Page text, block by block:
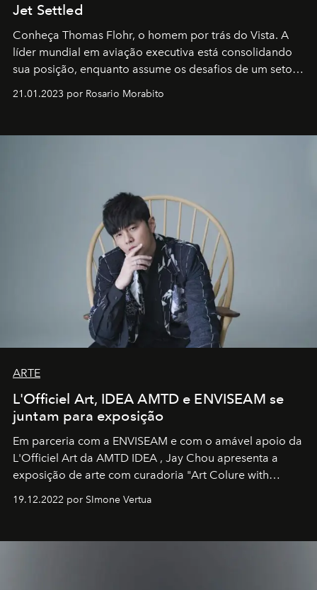
Jet Settled
Conheça Thomas Flohr, o homem por trás do Vista. A
líder mundial em aviação executiva está consolidando
sua posição, enquanto assume os desafios de um setor
21.01.2023 por Rosario Morabito
ARTE
L'Officiel Art, IDEA AMTD e ENVISEAM se
juntam para exposição
Em parceria com a ENVISEAM e com o amável apoio da
L'Officiel Art da AMTD IDEA , Jay Chou apresenta a
exposição de arte com curadoria "Art Colure with
19.12.2022 por SImone Vertua